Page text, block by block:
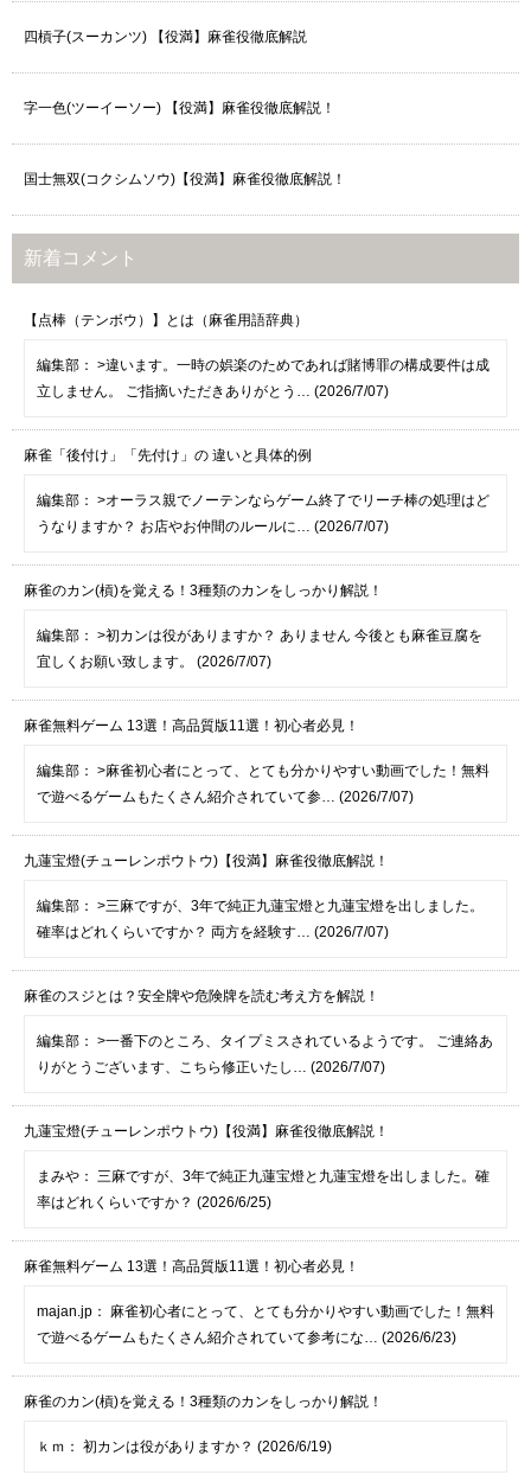
四槓子(スーカンツ) 【役満】麻雀役徹底解説
字一色(ツーイーソー) 【役満】麻雀役徹底解説！
国士無双(コクシムソウ)【役満】麻雀役徹底解説！
新着コメント
【点棒（テンボウ）】とは（麻雀用語辞典）
編集部： >違います。一時の娯楽のためであれば賭博罪の構成要件は成
立しません。 ご指摘いただきありがとう… (2026/7/07)
麻雀「後付け」「先付け」の 違いと具体的例
編集部： >オーラス親でノーテンならゲーム終了でリーチ棒の処理はど
うなりますか？ お店やお仲間のルールに… (2026/7/07)
麻雀のカン(槓)を覚える！3種類のカンをしっかり解説！
編集部： >初カンは役がありますか？ ありません 今後とも麻雀豆腐を
宜しくお願い致します。 (2026/7/07)
麻雀無料ゲーム 13選！高品質版11選！初心者必見！
編集部： >麻雀初心者にとって、とても分かりやすい動画でした！無料
で遊べるゲームもたくさん紹介されていて参… (2026/7/07)
九蓮宝燈(チューレンポウトウ)【役満】麻雀役徹底解説！
編集部： >三麻ですが、3年で純正九蓮宝燈と九蓮宝燈を出しました。
確率はどれくらいですか？ 両方を経験す… (2026/7/07)
麻雀のスジとは？安全牌や危険牌を読む考え方を解説！
編集部： >一番下のところ、タイプミスされているようです。 ご連絡あ
りがとうございます、こちら修正いたし… (2026/7/07)
九蓮宝燈(チューレンポウトウ)【役満】麻雀役徹底解説！
まみや： 三麻ですが、3年で純正九蓮宝燈と九蓮宝燈を出しました。確
率はどれくらいですか？ (2026/6/25)
麻雀無料ゲーム 13選！高品質版11選！初心者必見！
majan.jp： 麻雀初心者にとって、とても分かりやすい動画でした！無料
で遊べるゲームもたくさん紹介されていて参考にな… (2026/6/23)
麻雀のカン(槓)を覚える！3種類のカンをしっかり解説！
ｋｍ： 初カンは役がありますか？ (2026/6/19)